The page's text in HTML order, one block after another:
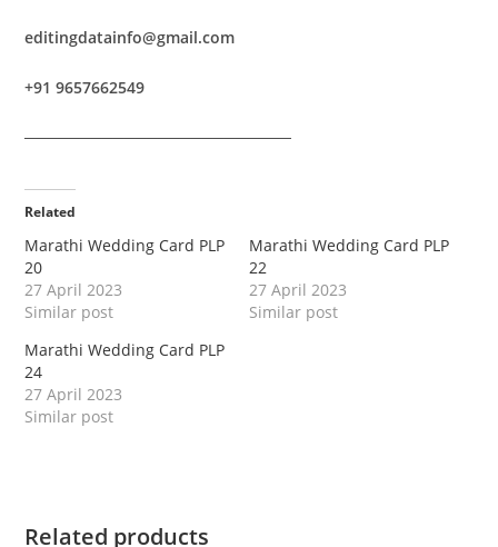
editingdatainfo@gmail.com
+91 9657662549
────────────────────────
Related
Marathi Wedding Card PLP
20
27 April 2023
Similar post
Marathi Wedding Card PLP
22
27 April 2023
Similar post
Marathi Wedding Card PLP
24
27 April 2023
Similar post
Related products